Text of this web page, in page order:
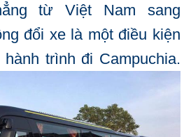
từ Việt Nam sang
đổi xe là một điều kiện
trình đi Campuchia.